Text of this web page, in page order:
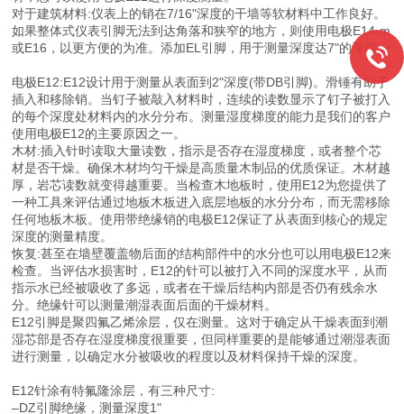
对于建筑材料:仪表上的销在7/16"深度的干墙等软材料中工作良好。
如果整体式仪表引脚无法到达角落和狭窄的地方，则使用电极E14-m
或E16，以更方便的为准。添加EL引脚，用于测量深度达7"的深度。
电极E12:E12设计用于测量从表面到2"深度(带DB引脚)。滑锤有助于
插入和移除销。当钉子被敲入材料时，连续的读数显示了钉子被打入
的每个深度处材料内的水分分布。测量湿度梯度的能力是我们的客户
使用电极E12的主要原因之一。
木材:插入针时读取大量读数，指示是否存在湿度梯度，或者整个芯
材是否干燥。确保木材均匀干燥是高质量木制品的优质保证。木材越
厚，岩芯读数就变得越重要。当检查木地板时，使用E12为您提供了
一种工具来评估通过地板木板进入底层地板的水分分布，而无需移除
任何地板木板。使用带绝缘销的电极E12保证了从表面到核心的规定
深度的测量精度。
恢复:甚至在墙壁覆盖物后面的结构部件中的水分也可以用电极E12来
检查。当评估水损害时，E12的针可以被打入不同的深度水平，从而
指示水已经被吸收了多远，或者在干燥后结构内部是否仍有残余水
分。绝缘针可以测量潮湿表面后面的干燥材料。
E12引脚是聚四氟乙烯涂层，仅在测量。这对于确定从干燥表面到潮
湿芯部是否存在湿度梯度很重要，但同样重要的是能够通过潮湿表面
进行测量，以确定水分被吸收的程度以及材料保持干燥的深度。
E12针涂有特氟隆涂层，有三种尺寸:
–DZ引脚绝缘，测量深度1"